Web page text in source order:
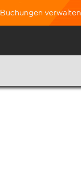
Buchungen verwalten